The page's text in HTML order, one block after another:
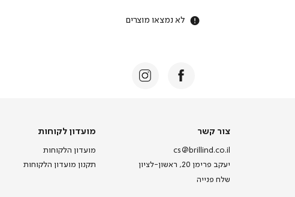
לא נמצאו מוצרים
צור
צור קשר
cs@brillind.co.il
יעקב פרימן 20, ראשון-לציון
שלח פנייה
מועדון
מועדון לקוחות
מועדון הלקוחות
תקנון מועדון הלקוחות